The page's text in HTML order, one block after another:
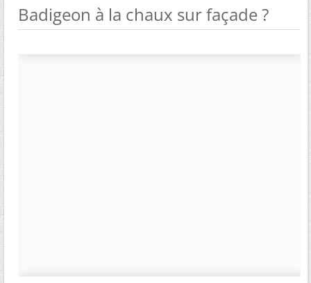
Badigeon à la chaux sur façade ?